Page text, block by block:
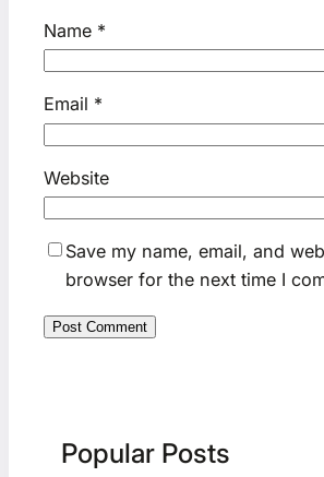
Name *
Email *
Website
Save my name, email, and
browser for the next time I
Popular Posts